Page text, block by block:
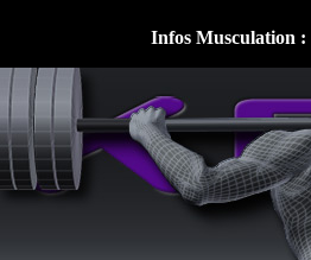
Infos Musculation :